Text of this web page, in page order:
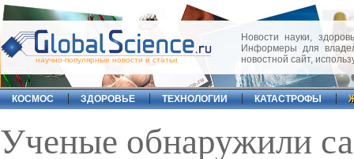
научно-популярные новости и статьи
Новости науки,
Информеры для
новостной сайт,
КОСМОС ЗДОРОВЬЕ ТЕХНОЛОГИИ КАТАСТРОФЫ
Ученые обнаружили